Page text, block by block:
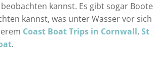
kannst. Es gibt sogar Boote
kannst, was unter Wasser vor sich
Coast Boat Trips in Cornwall,St
.